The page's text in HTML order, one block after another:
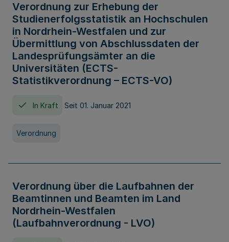
Verordnung zur Erhebung der
Studienerfolgsstatistik an Hochschulen
in Nordrhein-Westfalen und zur
Übermittlung von Abschlussdaten der
Landesprüfungsämter an die
Universitäten (ECTS-
Statistikverordnung – ECTS-VO)
In Kraft Seit 01. Januar 2021
Verordnung
Verordnung über die Laufbahnen der
Beamtinnen und Beamten im Land
Nordrhein-Westfalen
(Laufbahnverordnung - LVO)